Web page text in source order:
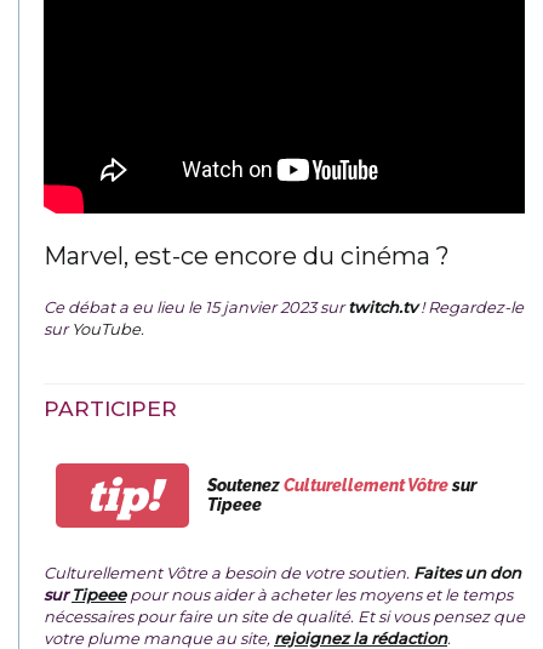
Marvel, est-ce encore du cinéma ?
Ce débat a eu lieu le 15 janvier 2023 surtwitch.tv ! Regardez-le
surYouTube.
PARTICIPER
tip! SoutenezCulturellement Vôtresur
Tipeee
Culturellement Vôtre a besoin de votre soutien. Faites un don
surTipeeepour nous aider à acheter les moyens et le temps
nécessaires pour faire un site de qualité. Et si vous pensez que
votre plume manque au site, rejoignez la rédaction.